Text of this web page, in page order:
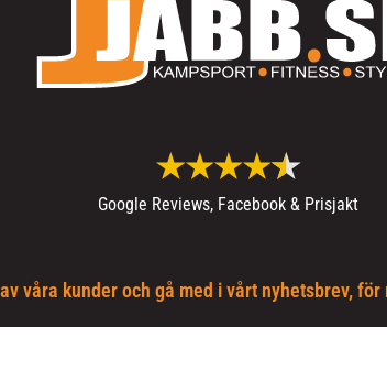
Google Reviews, Facebook & Prisjakt
våra kunder och gå med i vårt nyhetsbrev,